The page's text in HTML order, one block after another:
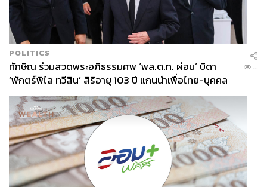
POLITICS
ทักษิณ ร่วมสวดพระอภิธรรมศพ ‘พล.ต.ท. ผ่อน’ บิดา
‘พักตร์พิไล ทวีสิน’ สิริอายุ 103 ปี แกนนำเพื่อไทย-บุคคล
หลากวงการร่วมอาลัย
...